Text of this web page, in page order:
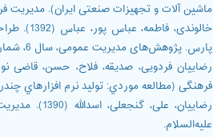
ماشین آلات و تجهیزات صنعتی ایران). مدیریت فرهنگ
پارس. پژوهش‌های مدیریت عمومی، سال 6، شماره 19، 103-128.
فرهنگی (مطالعه موردي: تولید نرم افزارهاي
رضاییان،
علیه‌السلام.